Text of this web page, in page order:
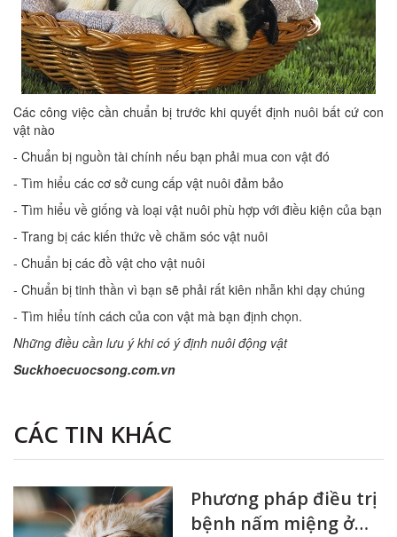
Các công việc cần chuẩn bị trước khi quyết định nuôi bất cứ con
vật nào
- Chuẩn bị nguồn tài chính nếu bạn phải mua con vật đó
- Tìm hiểu các cơ sở cung cấp vật nuôi đảm bảo
- Tìm hiểu về giống và loại vật nuôi phù hợp với điều kiện của bạn
- Trang bị các kiến thức về chăm sóc vật nuôi
- Chuẩn bị các đồ vật cho vật nuôi
- Chuẩn bị tinh thần vì bạn sẽ phải rất kiên nhẫn khi dạy chúng
- Tìm hiểu tính cách của con vật mà bạn định chọn.
Những điều cần lưu ý khi có ý định nuôi động vật
Suckhoecuocsong.com.vn
CÁC TIN KHÁC
Phương pháp điều trị
bệnh nấm miệng ở